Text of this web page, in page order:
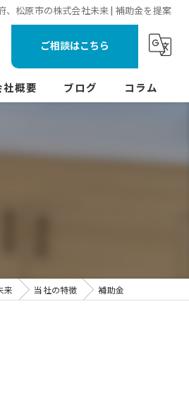
、松原市の株式会社未来 | 補助金を提案
ご相談はこちら
社概要 ブログ コラム
来 当社の特徴 補助金